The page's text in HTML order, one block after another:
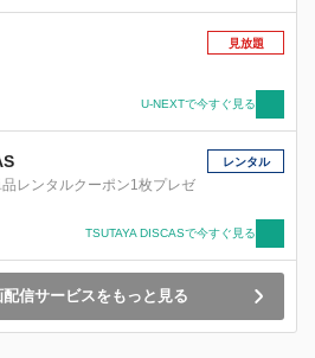
される。
見放題
U-NEXTで今すぐ見る
品レンタルクーポン1枚プレゼ
レンタル
TSUTAYA DISCASで今すぐ見る
信サービスをもっと見る